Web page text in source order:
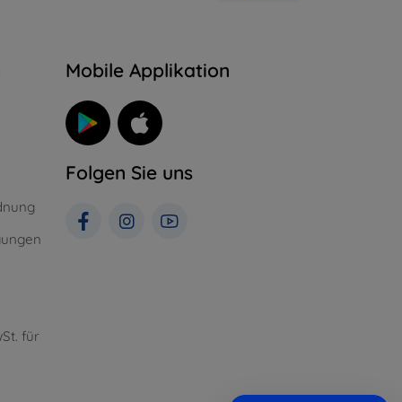
für
Mobile Applikation
Folgen Sie uns